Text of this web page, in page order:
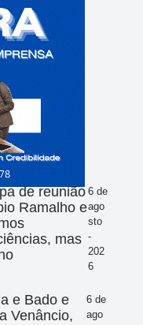
de reunião
Ramalho e
mas
6 de
ago
sto
-
202
6
e Bado e
Venâncio,
6 de
ago